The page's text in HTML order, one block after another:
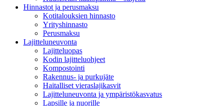
Hinnastot ja perusmaksu
Kotitalouksien hinnasto
Yrityshinnasto
Perusmaksu
Lajitteluneuvonta
Lajitteluopas
Kodin lajitteluohjeet
Kompostointi
Rakennus- ja purkujäte
Haitalliset vieraslajikasvit
Lajitteluneuvonta ja ympäristökasvatus
Lapsille ja nuorille